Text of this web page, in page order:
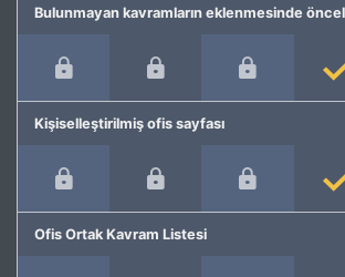
Bulunmayan kavramların eklenmesinde
Kişiselleştirilmiş ofis sayfası
Ofis Ortak Kavram Listesi